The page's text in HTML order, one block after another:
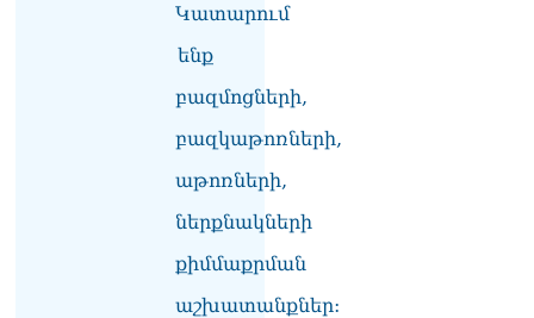
Կատարում
ենք
բազմոցների,
բազկաթոռների,
աթոռների,
ներքնակների
քիմմաքրման
աշխատանքներ:
տրամադրի
Փաշինյանը հասկացրել է,
Եվրամիության հետ
Լուկաշենկոն
07.08.2026
ՀՀ–ի համար ԵԱՏՄ–ի հետ
խորացումը